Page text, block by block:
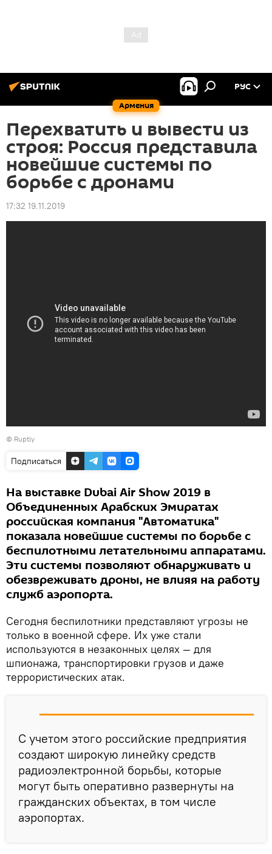
Армения
РУС
Перехватить и вывести из
строя: Россия представила
новейшие системы по
борьбе с дронами
17:32 19.11.2019
© Ruptly
Подписаться
На выставке Dubai Air Show 2019 в
Объединенных Арабских Эмиратах
российская компания "Автоматика"
показала новейшие системы по борьбе с
беспилотными летательными аппаратами.
Эти системы позволяют обнаруживать и
обезвреживать дроны, не влияя на работу
служб аэропорта.
Сегодня беспилотники представляют угрозы не
только в военной сфере. Их уже стали
используются в незаконных целях — для
шпионажа, транспортировки грузов и даже
террористических атак.
С учетом этого российские предприятия
создают широкую линейку средств
радиоэлектронной борьбы, которые
могут быть оперативно развернуты на
гражданских объектах, в том числе
аэропортах.